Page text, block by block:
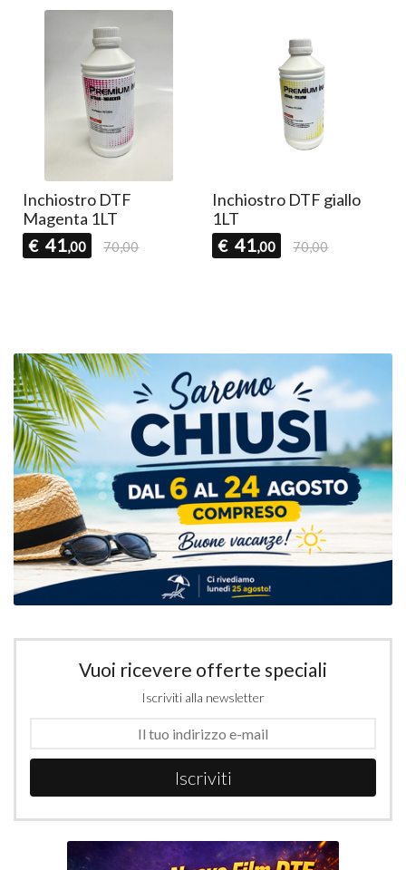
Inchiostro DTF
Magenta 1LT
€ 41,00 70,00
Inchiostro DTF giallo
1LT
€ 41,00 70,00
Vuoi ricevere offerte speciali
Iscriviti alla newsletter
Iscriviti